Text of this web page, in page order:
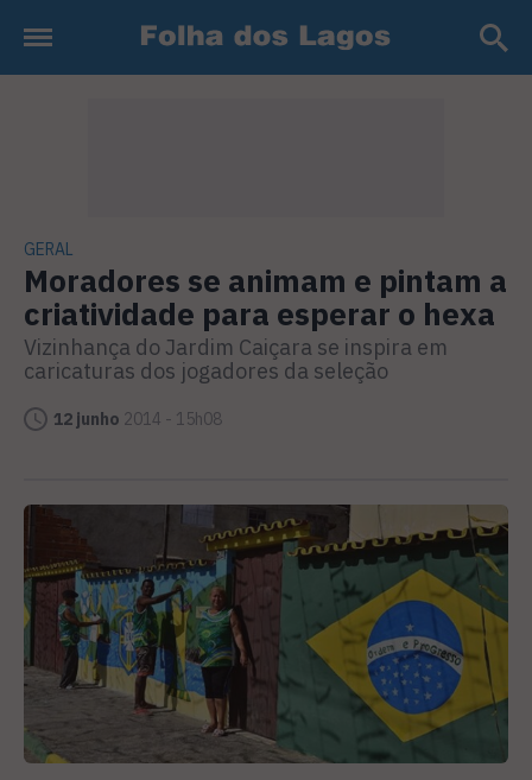
GERAL
Moradores se animam e pintam a
criatividade para esperar o hexa
Vizinhança do Jardim Caiçara se inspira em
caricaturas dos jogadores da seleção
12 junho 2014 - 15h08